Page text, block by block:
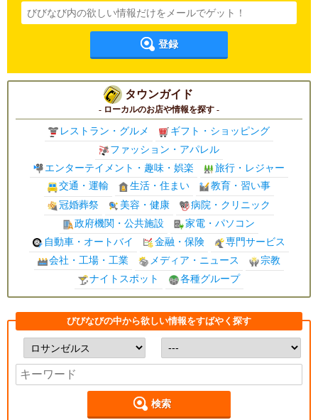
登録
タウンガイド
- ローカルのお店や情報を探す -
レストラン・グルメ
ギフト・ショッピング
ファッション・アパレル
エンターテイメント・趣味・娯楽
旅行・レジャー
交通・運輸
生活・住まい
教育・習い事
冠婚葬祭
美容・健康
病院・クリニック
政府機関・公共施設
家電・パソコン
自動車・オートバイ
金融・保険
専門サービス
会社・工場・工業
メディア・ニュース
宗教
ナイトスポット
各種グループ
びびなびの中から欲しい情報をすばやく探す
検索